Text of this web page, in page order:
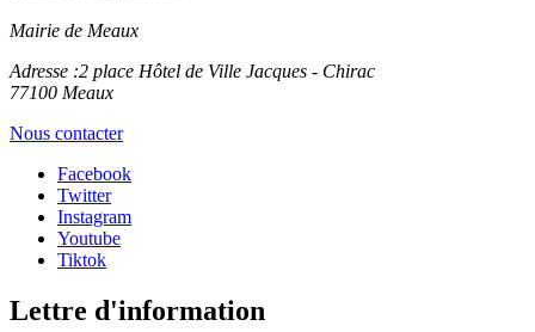
Mairie de Meaux
Adresse :2 place Hôtel de Ville Jacques - Chirac
77100 Meaux
Nous contacter
Facebook
Twitter
Instagram
Youtube
Tiktok
Lettre d'information